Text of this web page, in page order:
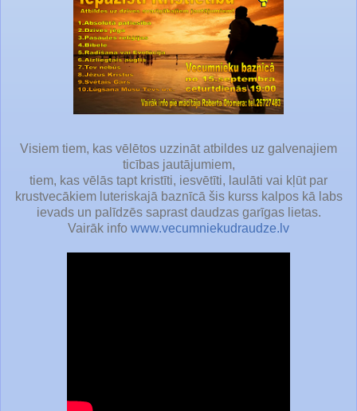
Visiem tiem, kas vēlētos uzzināt atbildes uz galvenajiem
ticības jautājumiem,
tiem, kas vēlās tapt kristīti, iesvētīti, laulāti vai kļūt par
krustvecākiem luteriskajā baznīcā šis kurss kalpos kā labs
ievads un palīdzēs saprast daudzas garīgas lietas.
Vairāk info www.vecumniekudraudze.lv